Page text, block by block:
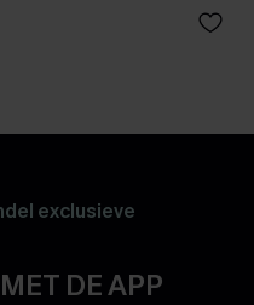
exclusieve
DE APP